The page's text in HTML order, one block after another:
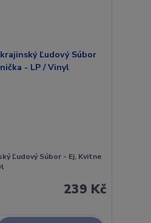
Ľudový Súbor - Ej, Kvitne
239 Kč